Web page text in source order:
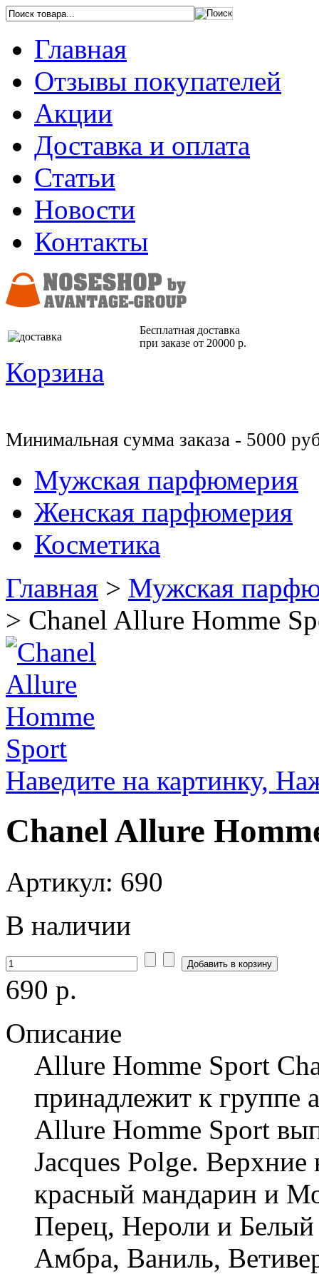
Главная
Отзывы покупателей
Акции
Доставка и оплата
Статьи
Новости
Контакты
Бесплатная доставка
при заказе от 20000 р.
Корзина
Минимальная сумма заказа - 5000
Мужская парфюмерия
Женская парфюмерия
Косметика
Главная > Мужская
> Chanel Allure Homme
Наведите на картинку,
Chanel Allure
Артикул: 690
В наличии
690 р.
Описание
Allure Homme Sport
принадлежит к группе
Allure Homme Sport
Jacques Polge.
красный мандарин и
Перец, Нероли и
Амбра, Ваниль,